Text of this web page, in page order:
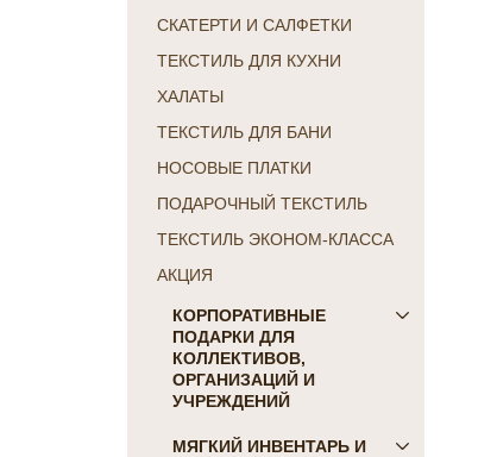
СКАТЕРТИ И САЛФЕТКИ
ТЕКСТИЛЬ ДЛЯ КУХНИ
ХАЛАТЫ
ТЕКСТИЛЬ ДЛЯ БАНИ
НОСОВЫЕ ПЛАТКИ
ПОДАРОЧНЫЙ ТЕКСТИЛЬ
ТЕКСТИЛЬ ЭКОНОМ-КЛАССА
АКЦИЯ
КОРПОРАТИВНЫЕ
ПОДАРКИ ДЛЯ
КОЛЛЕКТИВОВ,
ОРГАНИЗАЦИЙ И
УЧРЕЖДЕНИЙ
ПОДАРКИ ДЛЯ КОГО:
МЯГКИЙ ИНВЕНТАРЬ И